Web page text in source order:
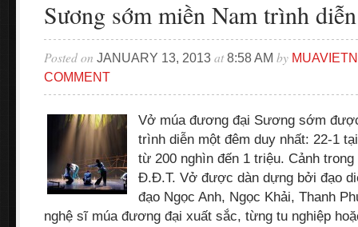
Sương sớm miền Nam trình
Posted on JANUARY 13, 2013 at8:58 AM by
COMMENT
Vở múa đương đại Sương sớm
trình diễn một đêm duy nhất: 22-1
từ 200 nghìn đến 1 triệu. Cảnh
Đ.Đ.T. Vở được dàn dựng bởi đạo
đạo Ngọc Anh, Ngọc Khải, Thanh
nghệ sĩ múa đương đại xuất sắc, từng tu nghiệp